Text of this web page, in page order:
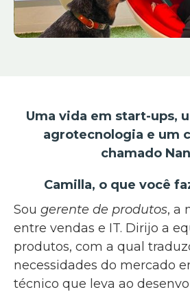
Uma vida em start-ups,
agrotecnologia e um
chamado
Camilla, o que você
Sou gerente de produtos, a
entre vendas e IT. Dirijo a
produtos, com a qual
necessidades do mercado
técnico que leva ao